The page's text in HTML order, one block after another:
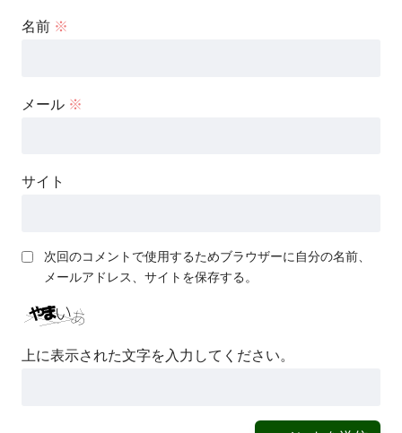
名前 ※
メール ※
サイト
次回のコメントで使用するためブラウザーに自分の名前、
メールアドレス、サイトを保存する。
上に表示された文字を入力してください。